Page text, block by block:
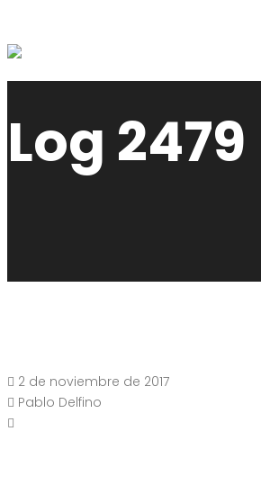
Log 2479
2 de noviembre de 2017
Pablo Delfino